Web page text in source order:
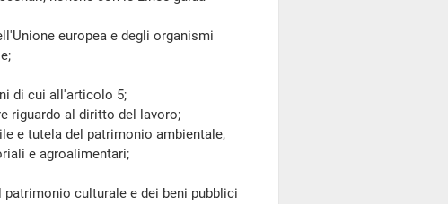
europea e degli organismi
di cui all'articolo 5;
riguardo al diritto del lavoro;
e tutela del patrimonio ambientale,
e agroalimentari;
culturale e dei beni pubblici